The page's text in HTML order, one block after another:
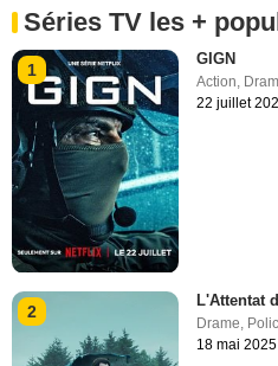
Séries TV les +
1
GIGN
Action,
22 juillet
2
L'Attentat
Drame
18 mai